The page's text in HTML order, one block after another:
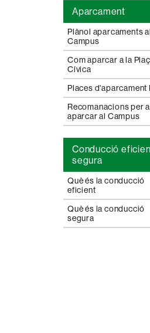
Aparcament
Plànol aparcaments al
Campus
Com aparcar a la
Cívica
Places d'aparcament
Recomanacions per a
aparcar al Campus
Conducció
segura
Què és la conducció
eficient
Què és la conducció
segura